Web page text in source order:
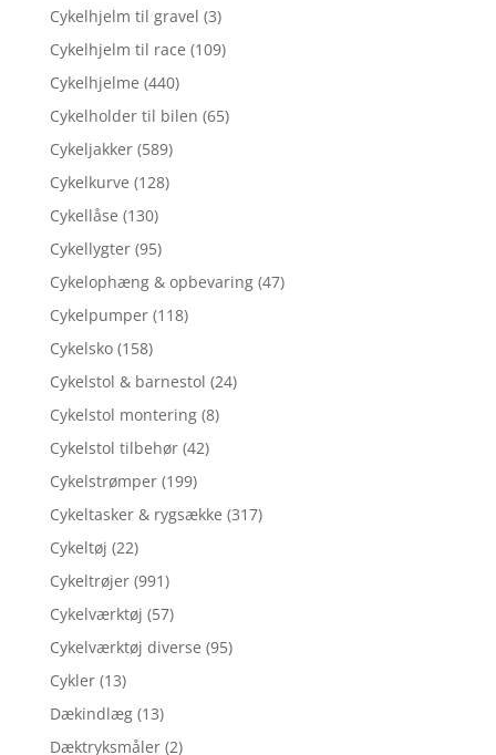
Cykelhjelm til gravel (3)
Cykelhjelm til race (109)
Cykelhjelme (440)
Cykelholder til bilen (65)
Cykeljakker (589)
Cykelkurve (128)
Cykellåse (130)
Cykellygter (95)
Cykelophæng & opbevaring (47)
Cykelpumper (118)
Cykelsko (158)
Cykelstol & barnestol (24)
Cykelstol montering (8)
Cykelstol tilbehør (42)
Cykelstrømper (199)
Cykeltasker & rygsække (317)
Cykeltøj (22)
Cykeltrøjer (991)
Cykelværktøj (57)
Cykelværktøj diverse (95)
Cykler (13)
Dækindlæg (13)
Dæktryksmåler (2)